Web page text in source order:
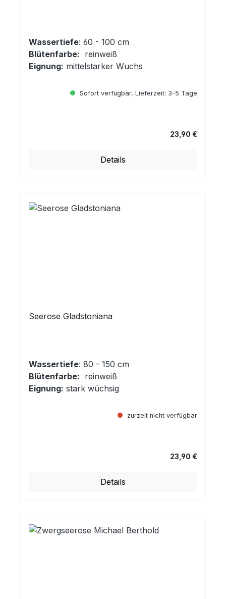
Wassertiefe: 60 - 100 cm
Blütenfarbe: reinweiß
Eignung: mittelstarker Wuchs
Sofort verfügbar, Lieferzeit: 3-5 Tage
23,90 €
Details
Seerose Gladstoniana
Wassertiefe: 80 - 150 cm
Blütenfarbe: reinweiß
Eignung: stark wüchsig
zurzeit nicht verfügbar
23,90 €
Details